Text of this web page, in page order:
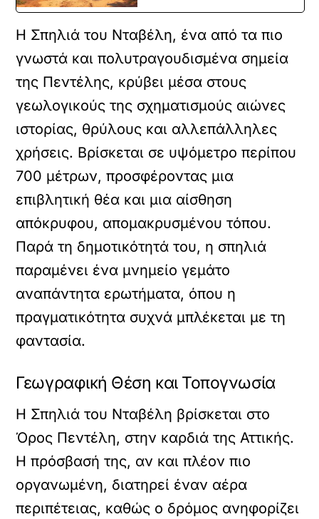
Η Σπηλιά του Νταβέλη, ένα από τα πιο
γνωστά και πολυτραγουδισμένα σημεία
της Πεντέλης, κρύβει μέσα στους
γεωλογικούς της σχηματισμούς αιώνες
ιστορίας, θρύλους και αλλεπάλληλες
χρήσεις. Βρίσκεται σε υψόμετρο περίπου
700 μέτρων, προσφέροντας μια
επιβλητική θέα και μια αίσθηση
απόκρυφου, απομακρυσμένου τόπου.
Παρά τη δημοτικότητά του, η σπηλιά
παραμένει ένα μνημείο γεμάτο
αναπάντητα ερωτήματα, όπου η
πραγματικότητα συχνά μπλέκεται με τη
φαντασία.
Γεωγραφική Θέση και Τοπογνωσία
Η Σπηλιά του Νταβέλη βρίσκεται στο
Όρος Πεντέλη, στην καρδιά της Αττικής.
Η πρόσβασή της, αν και πλέον πιο
οργανωμένη, διατηρεί έναν αέρα
περιπέτειας, καθώς ο δρόμος ανηφορίζει